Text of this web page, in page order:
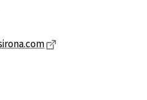
Dieser Link führt